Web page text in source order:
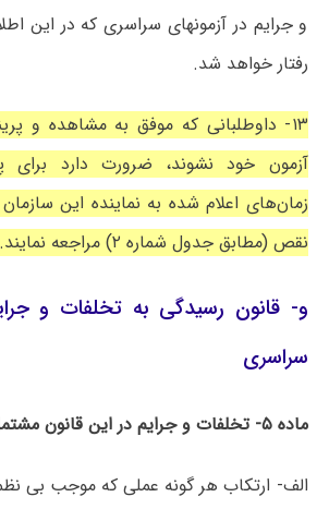
و جرایم در آزمونهای سراسری که در این
رفتار خواهد شد.
۱۳- داوطلبانی که موفق به مشاهده و
آزمون خود نشوند، ضرورت دارد برای
زمان‌های اعلام شده به نماینده این
نقص (مطابق جدول شماره ۲) مراجعه نمایند.
و- قانون رسیدگی به تخلفات و
سراسری
ماده ۵- تخلفات و جرایم در این قانون مشتمل بر موارد زیر است:
الف- ارتکاب هر گونه عملی که موجب بی